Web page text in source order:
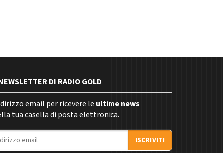
DI RADIO GOLD
email per ricevere le ultime news
tua casella di posta elettronica.
ISCRIVITI